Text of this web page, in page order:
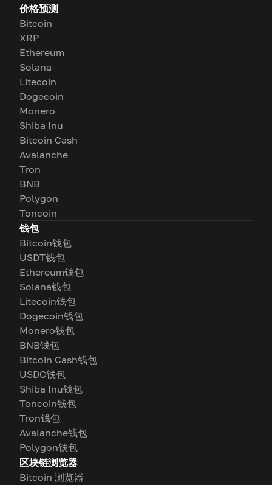
价格预测
Bitcoin
XRP
Ethereum
Solana
Litecoin
Dogecoin
Monero
Shiba Inu
Bitcoin Cash
Avalanche
Tron
BNB
Polygon
Toncoin
钱包
Bitcoin钱包
USDT钱包
Ethereum钱包
Solana钱包
Litecoin钱包
Dogecoin钱包
Monero钱包
BNB钱包
Bitcoin Cash钱包
USDC钱包
Shiba Inu钱包
Toncoin钱包
Tron钱包
Avalanche钱包
Polygon钱包
区块链浏览器
Bitcoin 浏览器